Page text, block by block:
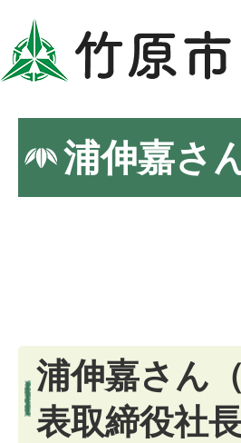
浦伸嘉さ
浦伸嘉さん
表取締役社長